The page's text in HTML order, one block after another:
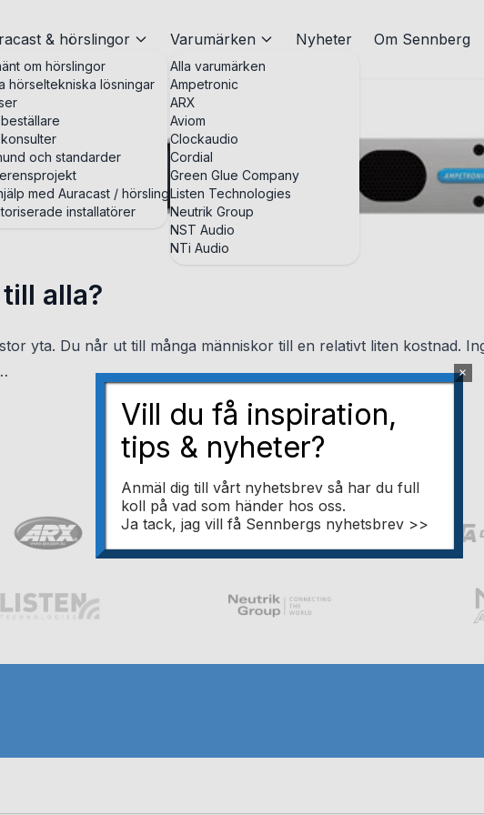
& hörslingor
om hörslingor
hörseltekniska lösningar
och standarder
med Auracast / hörslingor
installatörer
Varumärken
Alla varumärken
Ampetronic
ARX
Aviom
Clockaudio
Cordial
Green Glue Company
Listen Technologies
Neutrik Group
NST Audio
NTi Audio
Nyheter Om Sennberg
alla?
yta. Du når ut till många människor till en relativt liten kostnad.
Vill du få inspiration,
tips & nyheter?
Anmäl dig till vårt nyhetsbrev så har du full
koll på vad som händer hos oss.
Ja tack, jag vill få Sennbergs nyhetsbrev >>
×